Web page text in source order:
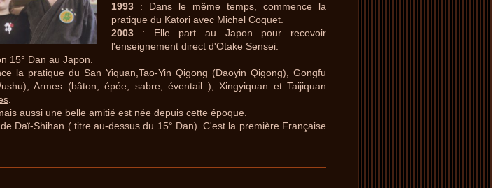
1993: Dans le même temps, commence la
pratique du Katori avec Michel Coquet.
2003: Elle part au Japon pour recevoir
l'enseignement direct d'Otake Sensei.
15° Dan au Japon.
la pratique du San Yiquan,Tao-Yin Qigong (Daoyin Qigong), Gongfu
Armes (bâton, épée, sabre, éventail ); Xingyiquan et Taijiquan
.
aussi une belle amitié est née depuis cette époque.
Daï-Shihan ( titre au-dessus du 15° Dan). C'est la première Française